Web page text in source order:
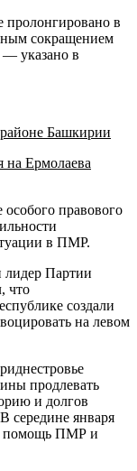
пролонгировано в
сокращением
— указано в
Башкирии
на Ермолаева
правового
в ПМР.
Партии
что
создали
на левом
продлевать
и долгов
середине января
помощь ПМР и